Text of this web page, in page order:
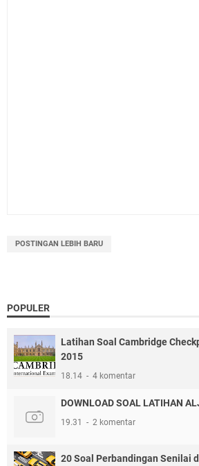
POSTINGAN LEBIH BARU
POPULER
Latihan Soal Cambridge
2015
18.14 4 komentar
DOWNLOAD SOAL LATIHAN
19.31 2 komentar
20 Soal Perbandingan Senilai